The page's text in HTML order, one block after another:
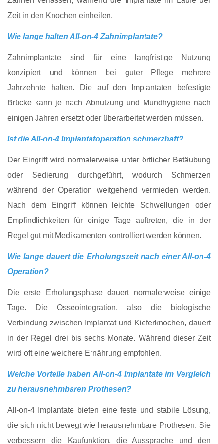
Zeit in den Knochen einheilen.
Wie lange halten All-on-4 Zahnimplantate?
Zahnimplantate sind für eine langfristige Nutzung
konzipiert und können bei guter Pflege mehrere
Jahrzehnte halten. Die auf den Implantaten befestigte
Brücke kann je nach Abnutzung und Mundhygiene nach
einigen Jahren ersetzt oder überarbeitet werden müssen.
Ist die All-on-4 Implantatoperation schmerzhaft?
Der Eingriff wird normalerweise unter örtlicher Betäubung
oder Sedierung durchgeführt, wodurch Schmerzen
während der Operation weitgehend vermieden werden.
Nach dem Eingriff können leichte Schwellungen oder
Empfindlichkeiten für einige Tage auftreten, die in der
Regel gut mit Medikamenten kontrolliert werden können.
Wie lange dauert die Erholungszeit nach einer All-on-4
Operation?
Die erste Erholungsphase dauert normalerweise einige
Tage. Die Osseointegration, also die biologische
Verbindung zwischen Implantat und Kieferknochen, dauert
in der Regel drei bis sechs Monate. Während dieser Zeit
wird oft eine weichere Ernährung empfohlen.
Welche Vorteile haben All-on-4 Implantate im Vergleich
zu herausnehmbaren Prothesen?
All-on-4 Implantate bieten eine feste und stabile Lösung,
die sich nicht bewegt wie herausnehmbare Prothesen. Sie
verbessern die Kaufunktion, die Aussprache und den